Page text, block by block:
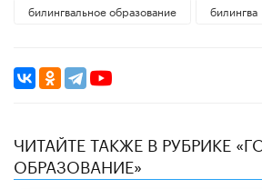
билингвальное образование
билингва
ЧИТАЙТЕ ТАКЖЕ В РУБРИКЕ
ОБРАЗОВАНИЕ»